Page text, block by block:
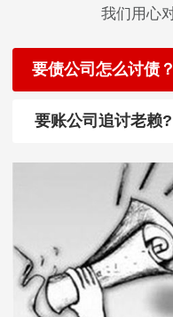
我们用心
要债公司怎么讨债？
要账公司追讨老赖?